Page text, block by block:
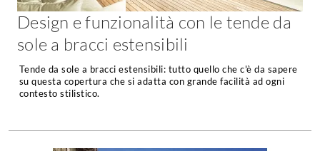
Tavoli
Sedie
Tavolini
Tappeti
Oggettistica
Stiro
Design e funzionalità con le tende da
sole a bracci estensibili
Tende da sole a bracci estensibili: tutto quello che c'è da sapere
su questa copertura che si adatta con grande facilità ad ogni
contesto stilistico.